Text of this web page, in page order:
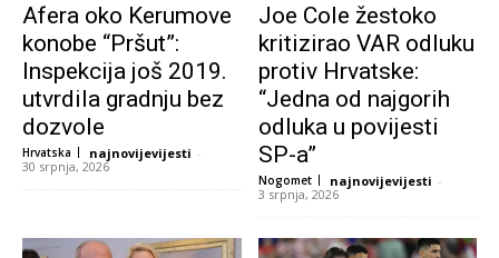
Afera oko Kerumove
konobe “Pršut”:
Inspekcija još 2019.
utvrdila gradnju bez
dozvole
Hrvatska najnovijevijesti -
30 srpnja, 2026
Joe Cole žestoko
kritizirao VAR odluku
protiv Hrvatske:
“Jedna od najgorih
odluka u povijesti
SP-a”
Nogomet najnovijevijesti -
3 srpnja, 2026